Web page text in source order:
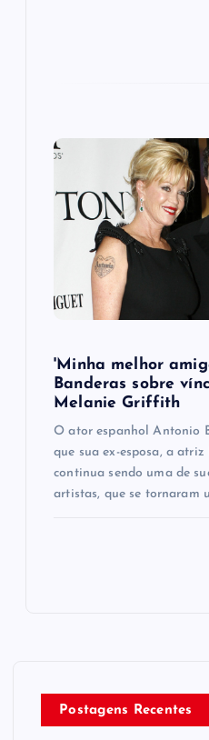
'Minha melhor
Banderas sobre
Melanie Griffith
O ator espanhol Antonio
que sua ex-esposa, a
continua sendo uma de
artistas, que se tornaram
Postagens Recentes